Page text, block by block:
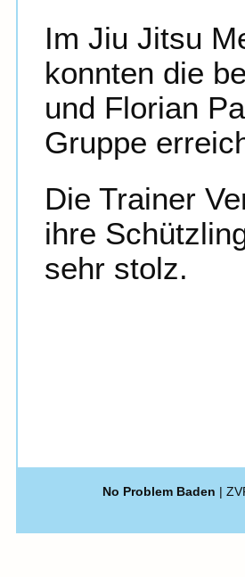
Im Jiu Jitsu
konnten die
und Florian
Gruppe
Die Trainer
ihre
sehr stolz.
No Problem Baden |